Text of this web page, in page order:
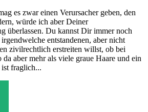
es zwar einen Verursacher geben, den
würde ich aber Deiner
überlassen. Du kannst Dir immer noch
entstandenen, aber nicht
zivilrechtlich erstreiten willst, ob bei
aber mehr als viele graue Haare und ein
fraglich...